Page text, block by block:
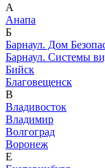
А
Анапа
Б
Барнаул. Дом
Барнаул. Системы
Бийск
Благовещенск
В
Владивосток
Владимир
Волгоград
Воронеж
Е